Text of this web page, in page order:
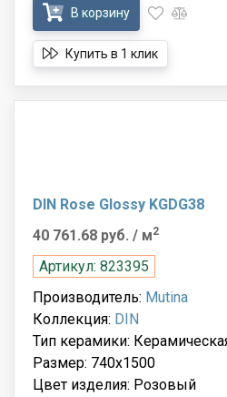
В корзину
Купить в 1 клик
DIN Rose Glossy KGDG38
40 761.68 руб. / м2
Артикул: 823395
Производитель: Mutina
Коллекция: DIN
Тип керамики:
Размер: 740x1500
Цвет изделия: Розовый